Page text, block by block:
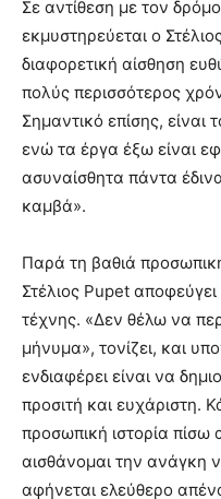
Σε αντίθεση με τον
εκμυστηρεύεται ο
διαφορετική αίσθηση
πολύς περισσότερος
Σημαντικό επίσης, είναι
ενώ τα έργα έξω είναι
ασυναίσθητα πάντα
καμβά».
Παρά τη βαθιά
Στέλιος Pupet αποφεύγει
τέχνης. «Δεν θέλω να
μήνυμα», τονίζει, και
ενδιαφέρει είναι να
προσιτή και ευχάριστη.
προσωπική ιστορία
αισθάνομαι την ανάγκη
αφήνεται ελεύθερο